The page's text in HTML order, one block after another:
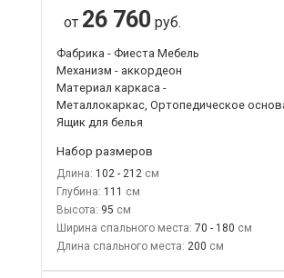
от 26 760 руб.
Фабрика - Фиеста Мебель
Механизм - аккордеон
Материал каркаса -
Металлокаркас, Ортопедическое
Ящик для белья
Набор размеров
Длина: 102 - 212
Глубина: 111
Высота: 95
Ширина спального места: 70 - 180
Длина спального места: 200